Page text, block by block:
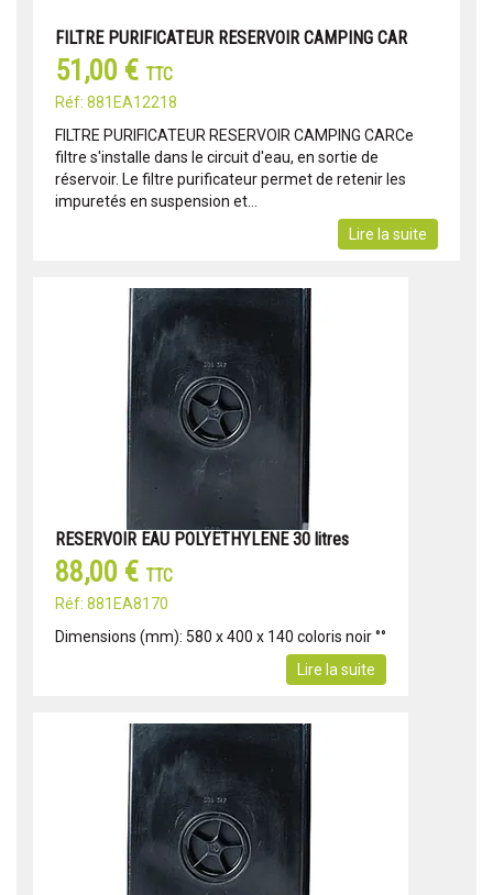
FILTRE PURIFICATEUR RESERVOIR CAMPING CAR
51,00 € TTC
Réf: 881EA12218
FILTRE PURIFICATEUR RESERVOIR CAMPING CARCe
filtre s'installe dans le circuit d'eau, en sortie de
réservoir. Le filtre purificateur permet de retenir les
impuretés en suspension et...
Lire la suite
RESERVOIR EAU POLYETHYLENE 30 litres
88,00 € TTC
Réf: 881EA8170
Dimensions (mm): 580 x 400 x 140 coloris noir °°
Lire la suite